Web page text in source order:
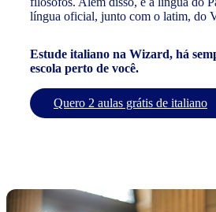
língua oficial, junto com o latim, do
Estude italiano na Wizard, há
escola perto de você.
Quero 2 aulas grátis de italiano